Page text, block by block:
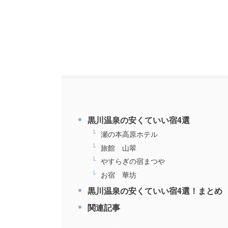
黒川温泉の安くていい宿4選
瀬の本高原ホテル
旅館 山翠
やすらぎの宿まつや
お宿 華坊
黒川温泉の安くていい宿4選！まとめ
関連記事